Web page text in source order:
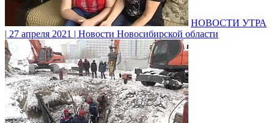
НОВОСТИ УТРА
| 27 апреля 2021 | Новости Новосибирской области